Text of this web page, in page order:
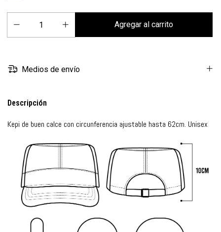
Medios de envío
Descripción
Kepi de buen calce con circunferencia ajustable hasta 62cm. Unisex